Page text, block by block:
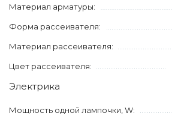
Материал арматуры:
Форма рассеивателя:
Материал рассеивателя:
Цвет рассеивателя:
Электрика
Мощность одной лампочки, W: